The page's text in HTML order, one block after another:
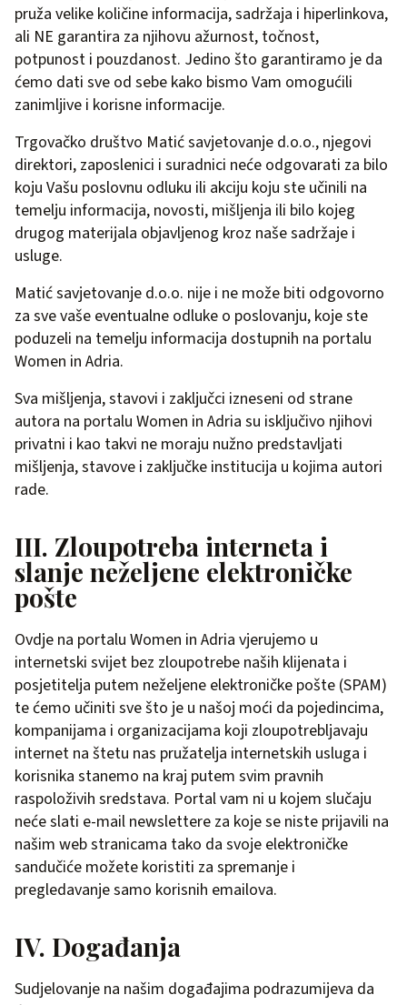
pruža velike količine informacija, sadržaja i hiperlinkova,
ali NE garantira za njihovu ažurnost, točnost,
potpunost i pouzdanost. Jedino što garantiramo je da
ćemo dati sve od sebe kako bismo Vam omogućili
zanimljive i korisne informacije.
Trgovačko društvo Matić savjetovanje d.o.o., njegovi
direktori, zaposlenici i suradnici neće odgovarati za bilo
koju Vašu poslovnu odluku ili akciju koju ste učinili na
temelju informacija, novosti, mišljenja ili bilo kojeg
drugog materijala objavljenog kroz naše sadržaje i
usluge.
Matić savjetovanje d.o.o. nije i ne može biti odgovorno
za sve vaše eventualne odluke o poslovanju, koje ste
poduzeli na temelju informacija dostupnih na portalu
Women in Adria.
Sva mišljenja, stavovi i zaključci izneseni od strane
autora na portalu Women in Adria su isključivo njihovi
privatni i kao takvi ne moraju nužno predstavljati
mišljenja, stavove i zaključke institucija u kojima autori
rade.
III. Zloupotreba interneta i
slanje neželjene elektroničke
pošte
Ovdje na portalu Women in Adria vjerujemo u
internetski svijet bez zloupotrebe naših klijenata i
posjetitelja putem neželjene elektroničke pošte (SPAM)
te ćemo učiniti sve što je u našoj moći da pojedincima,
kompanijama i organizacijama koji zloupotrebljavaju
internet na štetu nas pružatelja internetskih usluga i
korisnika stanemo na kraj putem svim pravnih
raspoloživih sredstava. Portal vam ni u kojem slučaju
neće slati e-mail newslettere za koje se niste prijavili na
našim web stranicama tako da svoje elektroničke
sandučiće možete koristiti za spremanje i
pregledavanje samo korisnih emailova.
IV. Događanja
Sudjelovanje na našim događajima podrazumijeva da